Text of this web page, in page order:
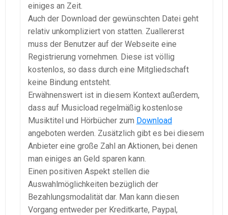
einiges an Zeit.
Auch der Download der gewünschten Datei geht
relativ unkompliziert von statten. Zuallererst
muss der Benutzer auf der Webseite eine
Registrierung vornehmen. Diese ist völlig
kostenlos, so dass durch eine Mitgliedschaft
keine Bindung entsteht.
Erwähnenswert ist in diesem Kontext außerdem,
dass auf Musicload regelmäßig kostenlose
Musiktitel und Hörbücher zum Download
angeboten werden. Zusätzlich gibt es bei diesem
Anbieter eine große Zahl an Aktionen, bei denen
man einiges an Geld sparen kann.
Einen positiven Aspekt stellen die
Auswahlmöglichkeiten bezüglich der
Bezahlungsmodalität dar. Man kann diesen
Vorgang entweder per Kreditkarte, Paypal,